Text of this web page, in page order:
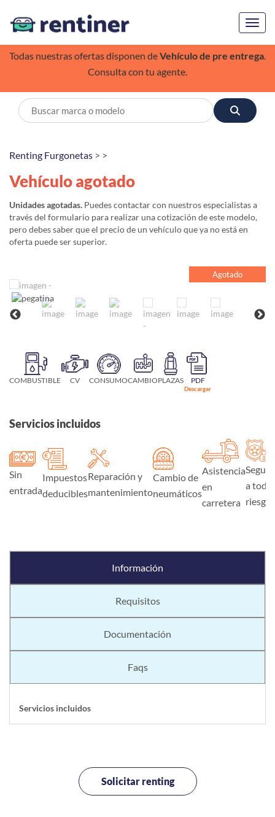
Todas nuestras ofertas disponen deVehículo de pre entrega.
Consulta con tu agente.
Renting Furgonetas > >
Vehículo agotado
Unidades agotadas. Puedes contactar con nuestros especialistas a
través del formulario para realizar una cotización de este modelo,
pero debes saber que el precio de un vehículo que ya no está en
oferta puede ser superior.
Agotado
COMBUSTIBLE CV CONSUMOCAMBIOPLAZAS PDF
Descargar
Servicios incluidos
Sin
entrada
Impuestos
deducibles
Reparación y
mantenimiento
Cambio de
neumáticos
Asistencia
en
carretera
Seguro
a todo
riesgo
Información
Requisitos
Documentación
Faqs
Servicios incluidos
Solicitar renting